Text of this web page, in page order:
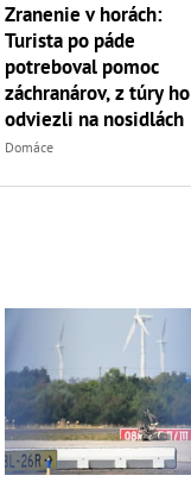
Zranenie v horách:
Turista po páde
potreboval pomoc
záchranárov, z túry ho
odviezli na nosidlách
Domáce